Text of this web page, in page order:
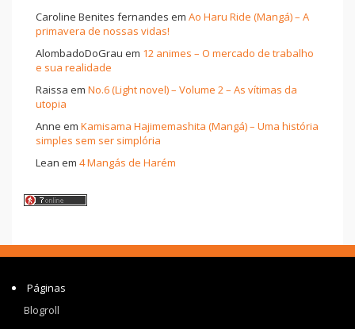
Caroline Benites fernandes em Ao Haru Ride (Mangá) – A
primavera de nossas vidas!
AlombadoDoGrau em 12 animes – O mercado de trabalho
e sua realidade
Raissa em No.6 (Light novel) – Volume 2 – As vítimas da
utopia
Anne em Kamisama Hajimemashita (Mangá) – Uma história
simples sem ser simplória
Lean em 4 Mangás de Harém
Páginas
Blogroll